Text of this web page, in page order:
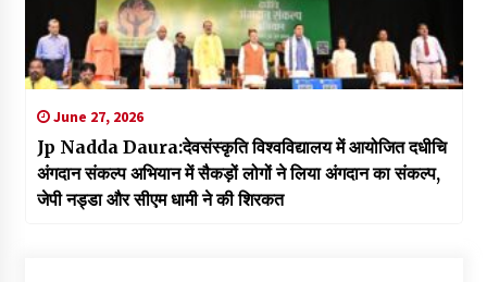
June 27, 2026
Jp Nadda Daura:देवसंस्कृति विश्वविद्यालय में आयोजित दधीचि
अंगदान संकल्प अभियान में सैकड़ों लोगों ने लिया अंगदान का संकल्प,
जेपी नड्डा और सीएम धामी ने की शिरकत